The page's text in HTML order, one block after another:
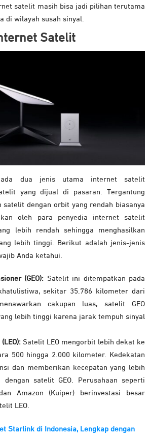
satelit masih bisa jadi pilihan terutama
di wilayah susah sinyal.
Satelit
dua jenis utama internet satelit
yang dijual di pasaran. Tergantung
satelit dengan orbit yang rendah biasanya
oleh para penyedia internet satelit
lebih rendah sehingga menghasilkan
lebih tinggi. Berikut adalah jenis-jenis
Anda ketahui.
(GEO): Satelit ini ditempatkan pada
sekitar 35.786 kilometer dari
cakupan luas, satelit GEO
lebih tinggi karena jarak tempuh sinyal
Satelit LEO mengorbit lebih dekat ke
500 hingga 2.000 kilometer. Kedekatan
dan memberikan kecepatan yang lebih
dengan satelit GEO. Perusahaan seperti
Amazon (Kuiper) berinvestasi besar
LEO.
Starlink di Indonesia, Lengkap dengan